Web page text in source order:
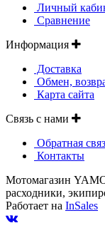
Личный
Сравнение
Информация
Доставка
Обмен,
Карта сайта
Связь с нами
Обратная
Контакты
Мотомагазин
расходники,
Работает на InSales